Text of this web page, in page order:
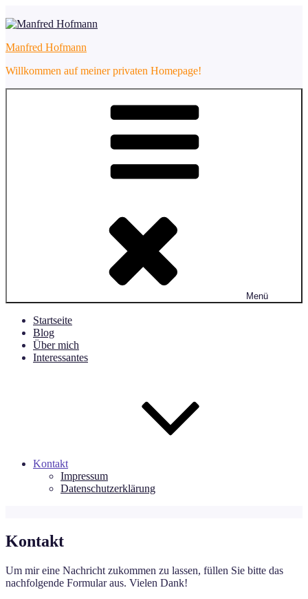
Inhalt
Manfred Hofmann
Willkommen auf meiner privaten Homepage!
Menü
Startseite
Blog
Über mich
Interessantes
Kontakt
Impressum
Datenschutzerklärung
Kontakt
Um mir eine Nachricht zukommen zu lassen, füllen Sie bitte das
nachfolgende Formular aus. Vielen Dank!